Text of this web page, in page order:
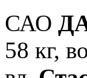
САО
58 кг,